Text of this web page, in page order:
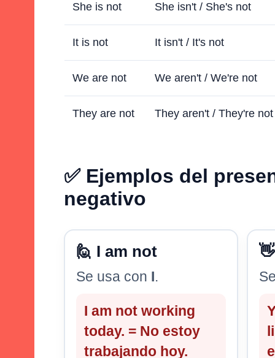
She is not She isn't / She's not
It is not It isn't / It's not
We are not We aren't / We're not
They are not They aren't / They're not
✅ Ejemplos del
negativo
🙋 I am not
Se usa con I.
I am not working
today. = No estoy
trabajando hoy.